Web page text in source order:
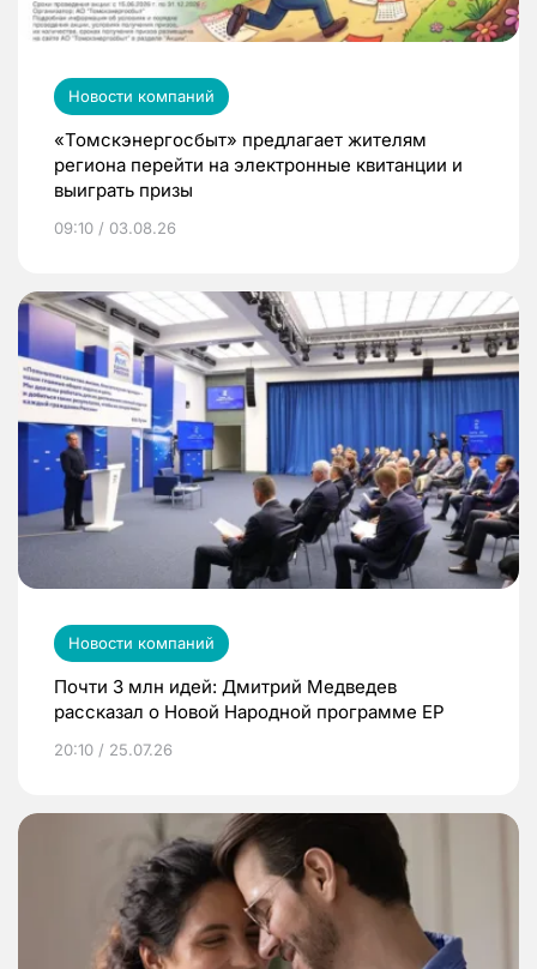
Новости компаний
«Томскэнергосбыт» предлагает жителям
региона перейти на электронные квитанции и
выиграть призы
09:10 / 03.08.26
Новости компаний
Почти 3 млн идей: Дмитрий Медведев
рассказал о Новой Народной программе ЕР
20:10 / 25.07.26